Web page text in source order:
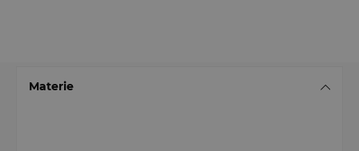
Materie